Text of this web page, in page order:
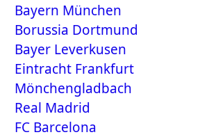
Bayern München
Borussia Dortmund
Bayer Leverkusen
Eintracht Frankfurt
Mönchengladbach
Real Madrid
FC Barcelona